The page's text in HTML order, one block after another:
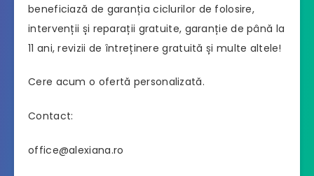
beneficiază de garanția ciclurilor de folosire,
intervenții și reparații gratuite, garanție de până la
11 ani, revizii de întreținere gratuită și multe altele!
Cere acum o ofertă personalizată.
Contact:
office@alexiana.ro